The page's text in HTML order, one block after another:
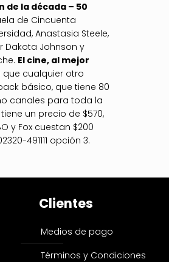
de la década – 50
de Cincuenta
Anastasia Steele,
Dakota Johnson y
El cine, al mejor
que cualquier otro
básico, que tiene 80
canales para toda la
un precio de $570,
y Fox cuestan $200
491111 opción 3.
Clientes
Medios de pago
Términos y Condiciones